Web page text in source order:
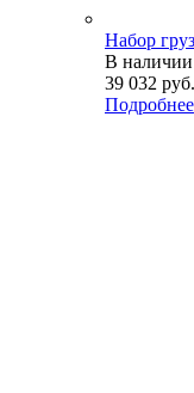
Набор
В наличии
39 032
Подробнее